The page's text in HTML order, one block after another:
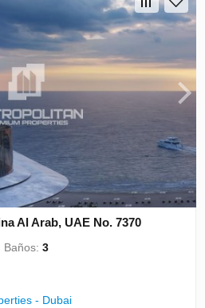
Al Arab, UAE No. 7370
Baños:3
- Dubai